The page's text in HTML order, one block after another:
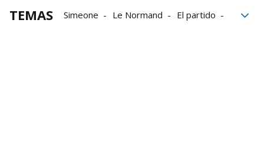
TEMAS Simeone Le Normand
El partido